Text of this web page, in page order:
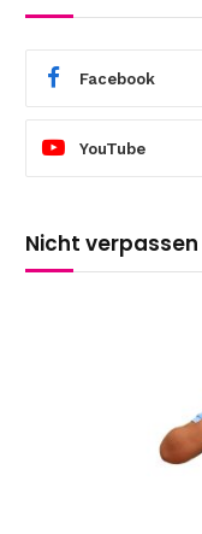
Facebook
YouTube
Nicht verpassen